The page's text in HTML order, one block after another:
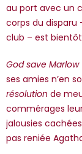
au port avec un
corps du disparu
club – est
God save Marlow
ses amies n’en
résolution de
commérages
jalousies
pas reniée